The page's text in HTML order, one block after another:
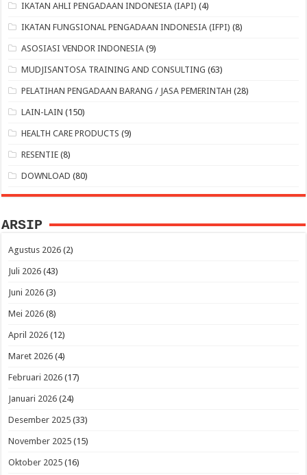
IKATAN AHLI PENGADAAN INDONESIA (IAPI) (4)
IKATAN FUNGSIONAL PENGADAAN INDONESIA (IFPI) (8)
ASOSIASI VENDOR INDONESIA (9)
MUDJISANTOSA TRAINING AND CONSULTING (63)
PELATIHAN PENGADAAN BARANG / JASA PEMERINTAH (28)
LAIN-LAIN (150)
HEALTH CARE PRODUCTS (9)
RESENTIE (8)
DOWNLOAD (80)
ARSIP
Agustus 2026 (2)
Juli 2026 (43)
Juni 2026 (3)
Mei 2026 (8)
April 2026 (12)
Maret 2026 (4)
Februari 2026 (17)
Januari 2026 (24)
Desember 2025 (33)
November 2025 (15)
Oktober 2025 (16)